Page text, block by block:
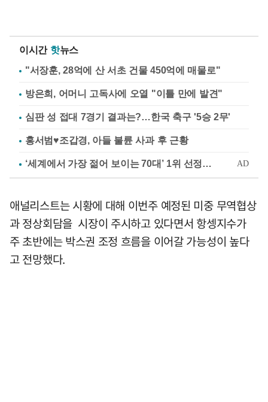
이시간 핫뉴스
"서장훈, 28억에 산 서초 건물 450억에 매물로"
방은희, 어머니 고독사에 오열 "이틀 만에 발견"
심판 성 접대 7경기 결과는?…한국 축구 '5승 2무'
홍서범♥조갑경, 아들 불륜 사과 후 근황
애널리스트는 시황에 대해 이번주 예정된 미중 무역협상
과 정상회담을 시장이 주시하고 있다면서 항셍지수가
주 초반에는 박스권 조정 흐름을 이어갈 가능성이 높다
고 전망했다.